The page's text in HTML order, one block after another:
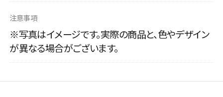
注意事項
※写真はイメージです。実際の商品と、色やデザイン
が異なる場合がございます。